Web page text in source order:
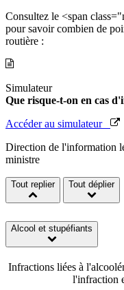
Consultez le <span
pour savoir combien de
routière :
Simulateur
Que risque-t-on en cas
Accéder au simulateur
Direction de l'information
ministre
Tout replier Tout déplier
Alcool et stupéfiants
Infractions liées à
l'infraction